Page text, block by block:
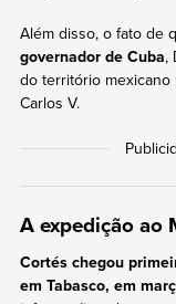
Além disso, o fato de
governador de Cuba,
do território
Carlos V.
A expedição ao
Cortés chegou
em Tabasco, em